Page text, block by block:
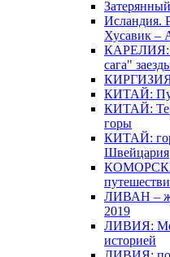
Исландия.
Хусавик –
КАРЕЛИЯ:
сага"
КИРГИЗИЯ
КИТАЙ:
КИТАЙ:
горы
КИТАЙ:
Швейцария
ЛИВАН –
2019
ЛИВИЯ:
историей